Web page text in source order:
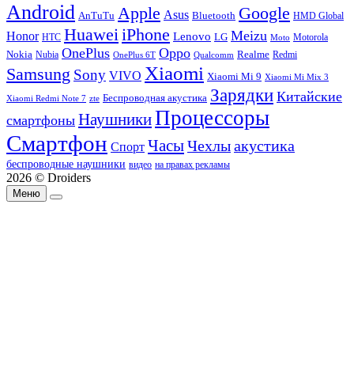
Android AnTuTu Apple Asus Bluetooth Google HMD Global
Honor HTC HuaweiiPhone Lenovo LG Meizu Moto Motorola
Nokia Nubia OnePlus OnePlus 6T Oppo Qualcomm Realme Redmi
Samsung Sony VIVO Xiaomi Xiaomi Mi 9 Xiaomi Mi Mix 3
Xiaomi Redmi Note 7 zte Беспроводная акустика Зарядки Китайские
смартфоны НаушникиПроцессоры
Смартфон Спорт ЧасыЧехлыакустика
беспроводные наушники видео на правах рекламы
2026 © Droiders
Меню